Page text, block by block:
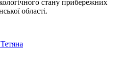
стану прибережних
області.